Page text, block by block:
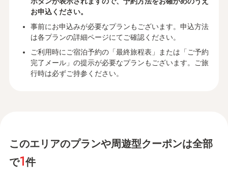
お申込ください。
事前にお申込みが必要なプランもございます。申込方法
は各プランの詳細ページにてご確認ください。
ご利用時にご宿泊予約の「最終旅程表」または「ご予約
完了メール」の提示が必要なプランもございます。ご旅
行時は必ずご持参ください。
このエリアのプランや周遊型クーポンは全部
で1件